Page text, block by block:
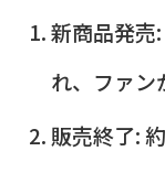
新商品発売
れ、ファン
販売終了: